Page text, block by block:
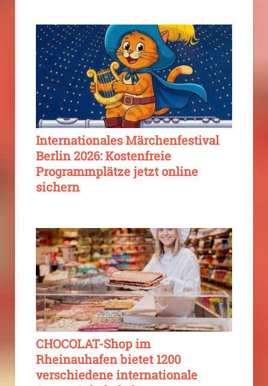
Internationales Märchenfestival
Berlin 2026: Kostenfreie
Programmplätze jetzt online
sichern
CHOCOLAT-Shop im
Rheinauhafen bietet 1200
verschiedene internationale